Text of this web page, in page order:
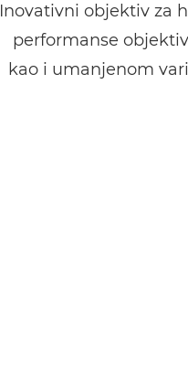
Inovativni objektiv za
performanse
kao i umanjenom